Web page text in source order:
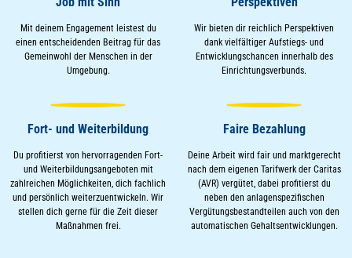
Mit deinem Engagement leistest du
einen entscheidenden Beitrag für das
Gemeinwohl der Menschen in der
Umgebung.
Wir bieten dir reichlich Perspektiven
dank vielfältiger Aufstiegs- und
Entwicklungschancen innerhalb des
Einrichtungsverbunds.
Fort- und Weiterbildung
Du profitierst von hervorragenden Fort-
und Weiterbildungsangeboten mit
zahlreichen Möglichkeiten, dich fachlich
und persönlich weiterzuentwickeln. Wir
stellen dich gerne für die Zeit dieser
Maßnahmen frei.
Faire Bezahlung
Deine Arbeit wird fair und marktgerecht
nach dem eigenen Tarifwerk der Caritas
(AVR) vergütet, dabei profitierst du
neben den anlagenspezifischen
Vergütungsbestandteilen auch von den
automatischen Gehaltsentwicklungen.